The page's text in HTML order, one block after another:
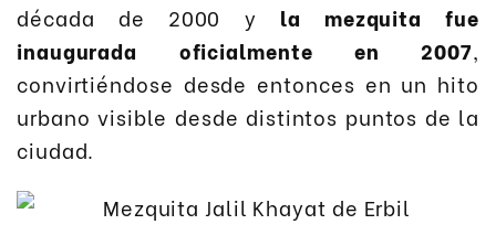
década de 2000 y la mezquita fue
inaugurada oficialmente en 2007,
convirtiéndose desde entonces en un hito
urbano visible desde distintos puntos de la
ciudad.